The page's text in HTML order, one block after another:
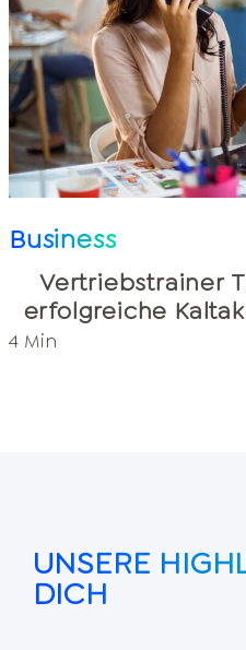
Business
Vertriebstrainer
erfolgreiche
4 Min
UNSERE
DICH